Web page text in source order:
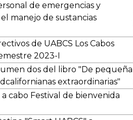
de emergencias y
manejo de sustancias
de UABCS Los Cabos
2023-I
dos del libro "De pequeña
extraordinarias"
cabo Festival de bienvenida